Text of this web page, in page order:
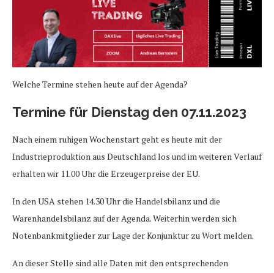
Welche Termine stehen heute auf der Agenda?
Termine für Dienstag den 07.11.2023
Nach einem ruhigen Wochenstart geht es heute mit der
Industrieproduktion aus Deutschland los und im weiteren Verlauf
erhalten wir 11.00 Uhr die Erzeugerpreise der EU.
In den USA stehen 14.30 Uhr die Handelsbilanz und die
Warenhandelsbilanz auf der Agenda. Weiterhin werden sich
Notenbankmitglieder zur Lage der Konjunktur zu Wort melden.
An dieser Stelle sind alle Daten mit den entsprechenden